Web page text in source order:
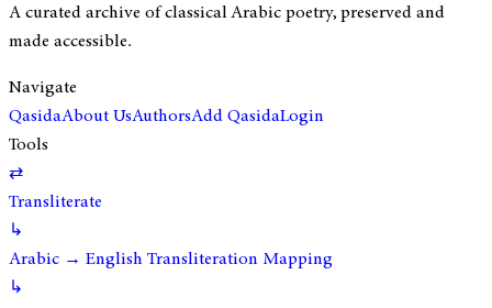
A curated archive of classical Arabic poetry, preserved and
made accessible.
Navigate
QasidaAbout UsAuthorsAdd QasidaLogin
Tools
⇄
Transliterate
↳
Arabic → English Transliteration Mapping
↳